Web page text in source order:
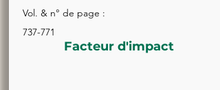
Vol. & n° de page :
737-771
Facteur d'impact